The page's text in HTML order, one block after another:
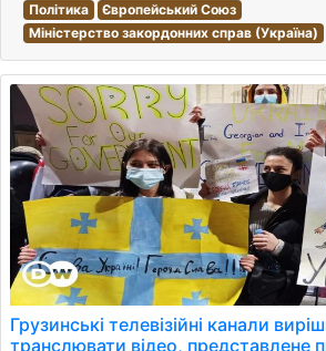
Політика
Європейський Союз
Міністерство закордонних справ (Україна)
Грузинські телевізійні канали
транслювати відео, представлене